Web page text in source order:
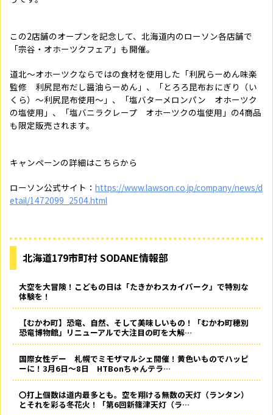
この2店舗のオープンを記念して、北海道内のローソン各店舗で
「宗谷・オホーツクフェア」も開催。
道北～オホーツクならではの食材を使用した「利尻らーめん味楽
監修 利尻昆布だし醤油らーめん」、「とろろ昆布おにぎり（い
くら）～利尻昆布使用～」、「塩バターメロンパン オホーツク
の塩使用」、「塩バニラクレープ オホーツクの塩使用」の4商品
も限定販売されます。
キャンペーンの詳細はこちらから
ローソン公式サイト： https://www.lawson.co.jp/company/news/d
etail/1472099_2504.html
北海道179市町村 SODANE情報部
大空を大冒険！こどもの日は「たきかわスカイパーク」で特別な
体験を！
【むかわ町】恐竜、自然、そして美味しいもの！「むかわ町穂別
恐竜博物館」リニューアルで大注目の町を大解…
国際女性デー 札幌でミモザマルシェ開催！黄色いものでハッピ
ーに！3月6日～8日 HTBonちゃんテラ…
〇打上個数は道内最多とも。空を翔ける無数の天灯（ランタン）
とそれを彩る冬花火！「第6回新篠津天灯（ラ…